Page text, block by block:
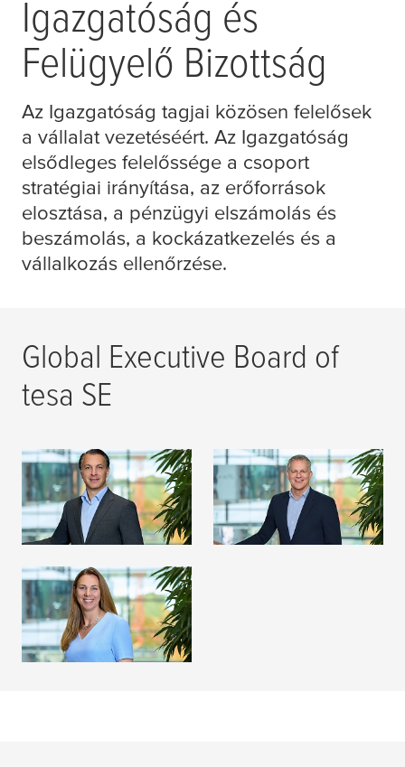
Igazgatóság és
Felügyelő Bizottság
Az Igazgatóság tagjai közösen felelősek
a vállalat vezetéséért. Az Igazgatóság
elsődleges felelőssége a csoport
stratégiai irányítása, az erőforrások
elosztása, a pénzügyi elszámolás és
beszámolás, a kockázatkezelés és a
vállalkozás ellenőrzése.
Global Executive Board of
tesa SE
Dr. Kourosh Bahrami
BŐVEBBEN
Dr. Jörg Diesfeld
BŐVEBBEN
Dr. Ingrid Sebald
BŐVEBBEN